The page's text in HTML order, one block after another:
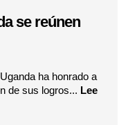
se reúnen
ha honrado a
de sus logros... Lee